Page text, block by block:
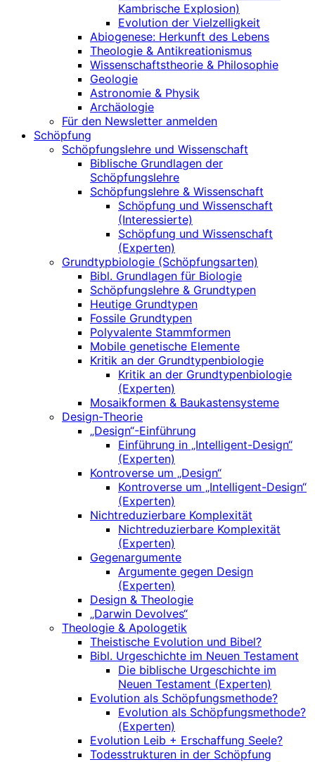
Kambrische Explosion)
Evolution der Vielzelligkeit
Abiogenese: Herkunft des Lebens
Theologie & Antikreationismus
Wissenschaftstheorie & Philosophie
Geologie
Astronomie & Physik
Archäologie
Für den Newsletter anmelden
Schöpfung
Schöpfungslehre und Wissenschaft
Biblische Grundlagen der
Schöpfungslehre
Schöpfungslehre & Wissenschaft
Schöpfung und Wissenschaft
(Interessierte)
Schöpfung und Wissenschaft
(Experten)
Grundtypbiologie (Schöpfungsarten)
Bibl. Grundlagen für Biologie
Schöpfungslehre & Grundtypen
Heutige Grundtypen
Fossile Grundtypen
Polyvalente Stammformen
Mobile genetische Elemente
Kritik an der Grundtypenbiologie
Kritik an der Grundtypenbiologie
(Experten)
Mosaikformen & Baukastensysteme
Design-Theorie
„Design“-Einführung
Einführung in „Intelligent-Design“
(Experten)
Kontroverse um „Design“
Kontroverse um „Intelligent-Design“
(Experten)
Nichtreduzierbare Komplexität
Nichtreduzierbare Komplexität
(Experten)
Gegenargumente
Argumente gegen Design
(Experten)
Design & Theologie
„Darwin Devolves“
Theologie & Apologetik
Theistische Evolution und Bibel?
Bibl. Urgeschichte im Neuen Testament
Die biblische Urgeschichte im
Neuen Testament (Experten)
Evolution als Schöpfungsmethode?
Evolution als Schöpfungsmethode?
(Experten)
Evolution Leib + Erschaffung Seele?
Todesstrukturen in der Schöpfung